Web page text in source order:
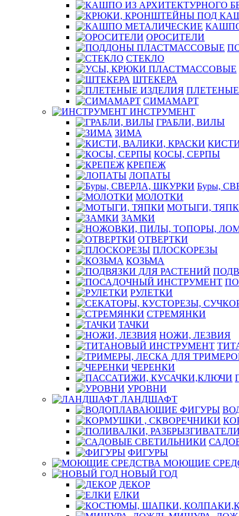
ОРОСИТЕЛИ
СТЕКЛО
ШТЕКЕРА
СИМАМАРТ
ИНСТРУМЕНТ
ГРАБЛИ, ВИЛЫ
ЗИМА
КОСЫ, СЕРПЫ
КРЕПЕЖ
ЛОПАТЫ
Буры,
МОЛОТКИ
МОТЫГИ,
ЗАМКИ
ОТВЕРТКИ
ПЛОСКОРЕЗЫ
КОЗЬМА
РУЛЕТКИ
СТРЕМЯНКИ
ТАЧКИ
НОЖИ, ЛЕЗВИЯ
ЧЕРЕНКИ
УРОВНИ
ЛАНДШАФТ
ФИГУРЫ
МОЮЩИЕ
НОВЫЙ ГОД
ДЕКОР
ЕЛКИ